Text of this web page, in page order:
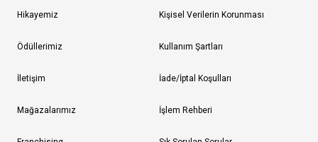
Hikayemiz
Ödüllerimiz
İletişim
Mağazalarımız
Kişisel Verilerin Korunması
Kullanım Şartları
İade/İptal Koşulları
İşlem Rehberi